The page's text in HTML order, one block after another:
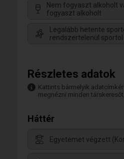
Nem fogyaszt alkoholt
fogyaszt alkoholt
Legalább hetente
rendszertelenül sportol
Részletes adatok
Kattints bármelyik
megnézni minden
Háttér
Egyetemet végzett